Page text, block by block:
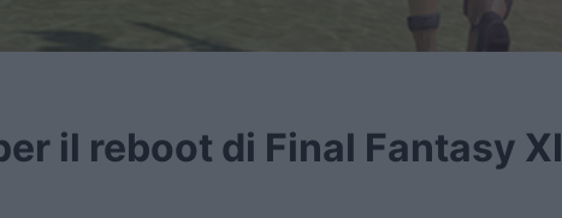
il reboot di Final Fantasy XI